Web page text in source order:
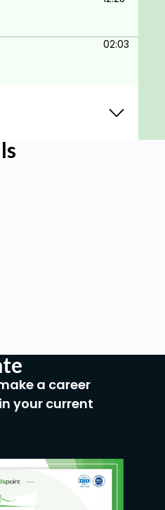
Base de Datos
02:03
a career
your current